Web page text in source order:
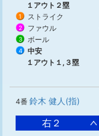
１アウト２塁
1 ストライク
2 ファウル
3 ボール
4
中安
１アウト１,３塁
4番 鈴木 健人(指)
右２